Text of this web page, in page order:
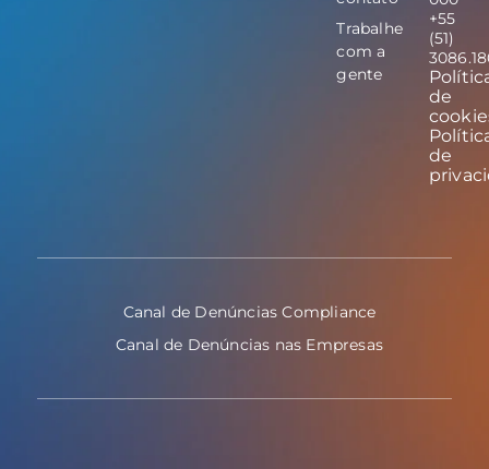
Trabalhe
com a
gente
+55
(51)
de
de
Canal de Denúncias Compliance
Canal de Denúncias nas Empresas